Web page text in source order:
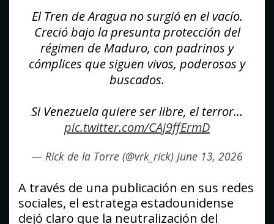
El Tren de Aragua no surgió en el vacío.
Creció bajo la presunta protección del
régimen de Maduro, con padrinos y
cómplices que siguen vivos, poderosos y
buscados.
Si Venezuela quiere ser libre, el terror…
pic.twitter.com/CAj9ffErmD
— Rick de la Torre (@vrk_rick) June 13, 2026
A través de una publicación en sus redes
sociales, el estratega estadounidense
dejó claro que la neutralización del